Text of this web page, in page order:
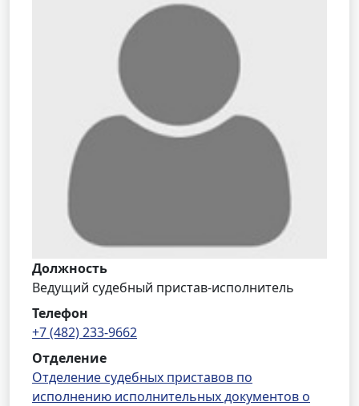
Должность
Ведущий судебный пристав-исполнитель
Телефон
+7 (482) 233-9662
Отделение
Отделение судебных приставов по
исполнению исполнительных документов о